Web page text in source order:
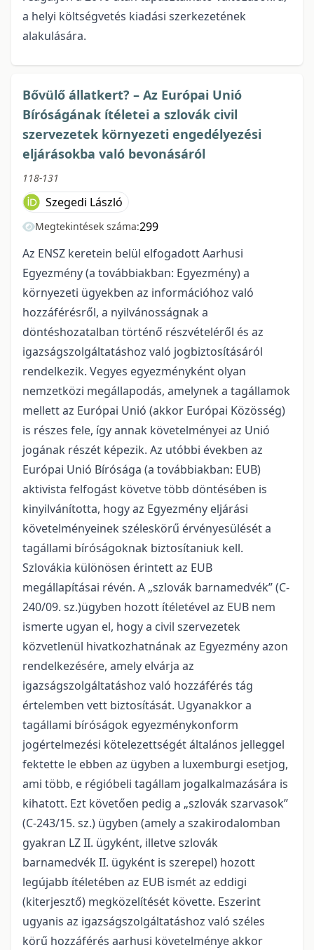
a helyi költségvetés kiadási szerkezetének
alakulására.
Bővülő állatkert? – Az Európai Unió
Bíróságának ítéletei a szlovák civil
szervezetek környezeti engedélyezési
eljárásokba való bevonásáról
118-131
Szegedi László
Megtekintések száma:299
Az ENSZ keretein belül elfogadott Aarhusi
Egyezmény (a továbbiakban: Egyezmény) a
környezeti ügyekben az információhoz való
hozzáférésről, a nyilvánosságnak a
döntéshozatalban történő részvételéről és az
igazságszolgáltatáshoz való jogbiztosításáról
rendelkezik. Vegyes egyezményként olyan
nemzetközi megállapodás, amelynek a tagállamok
mellett az Európai Unió (akkor Európai Közösség)
is részes fele, így annak követelményei az Unió
jogának részét képezik. Az utóbbi években az
Európai Unió Bírósága (a továbbiakban: EUB)
aktivista felfogást követve több döntésében is
kinyilvánította, hogy az Egyezmény eljárási
követelményeinek széleskörű érvényesülését a
tagállami bíróságoknak biztosítaniuk kell.
Szlovákia különösen érintett az EUB
megállapításai révén. A „szlovák barnamedvék” (C-
240/09. sz.)ügyben hozott ítéletével az EUB nem
ismerte ugyan el, hogy a civil szervezetek
közvetlenül hivatkozhatnának az Egyezmény azon
rendelkezésére, amely elvárja az
igazságszolgáltatáshoz való hozzáférés tág
értelemben vett biztosítását. Ugyanakkor a
tagállami bíróságok egyezménykonform
jogértelmezési kötelezettségét általános jelleggel
fektette le ebben az ügyben a luxemburgi esetjog,
ami több, e régióbeli tagállam jogalkalmazására is
kihatott. Ezt követően pedig a „szlovák szarvasok”
(C-243/15. sz.) ügyben (amely a szakirodalomban
gyakran LZ II. ügyként, illetve szlovák
barnamedvék II. ügyként is szerepel) hozott
legújabb ítéletében az EUB ismét az eddigi
(kiterjesztő) megközelítését követte. Eszerint
ugyanis az igazságszolgáltatáshoz való széles
körű hozzáférés aarhusi követelménye akkor